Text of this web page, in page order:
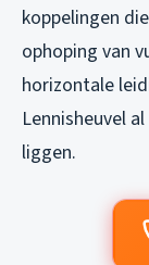
koppelingen
ophoping van
horizontale
Lennisheuvel
liggen.